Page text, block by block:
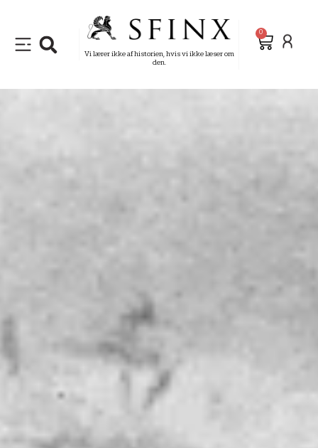
Vi lærer ikke af historien, hvis vi ikke læser om
den.
0